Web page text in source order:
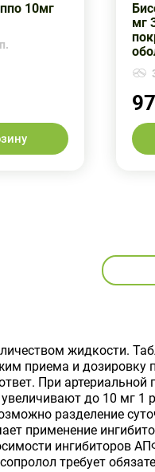
10мг
мг
жидкости.
приема и дозировку
При артериальной
до 10 мг 1
разделение
применение
ингибиторов
требует